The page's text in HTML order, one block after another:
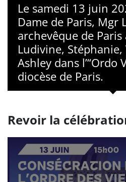
Le samedi 13 juin
Dame de Paris, Mgr
archevêque de Paris
Ludivine,
Ashley dans l’“Ordo
diocèse de Paris.
Revoir la